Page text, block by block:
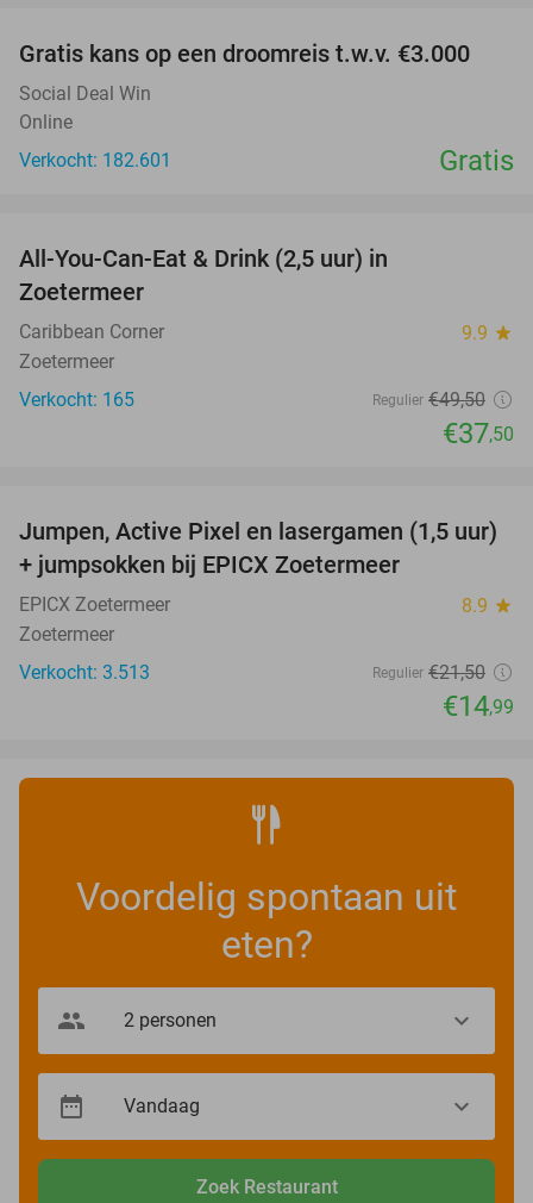
Gratis kans op een droomreis t.w.v. €3.000
Social Deal Win
Online
Verkocht: 182.601
Gratis
All-You-Can-Eat & Drink (2,5 uur) in
Zoetermeer
Caribbean Corner 9.9 star
Zoetermeer
Verkocht: 165
Regulier €49,50
€37,50
30%
Jumpen, Active Pixel en lasergamen (1,5 uur)
+ jumpsokken bij EPICX Zoetermeer
EPICX Zoetermeer 8.9 star
Zoetermeer
Verkocht: 3.513
Regulier €21,50
€14,99
Voordelig spontaan uit
eten?
Zoek Restaurant